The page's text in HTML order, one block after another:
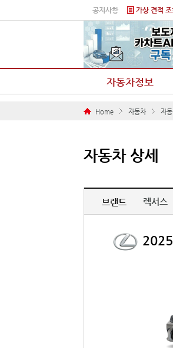
공지사항 가상 견적 조
자동차정보
Home 자동차 자
자동차 상세
브랜드 렉서스